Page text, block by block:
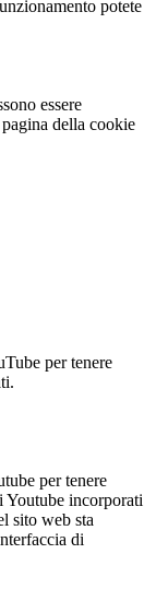
potete
essere
della cookie
per tenere
per tenere
Youtube incorporati
sito web sta
di